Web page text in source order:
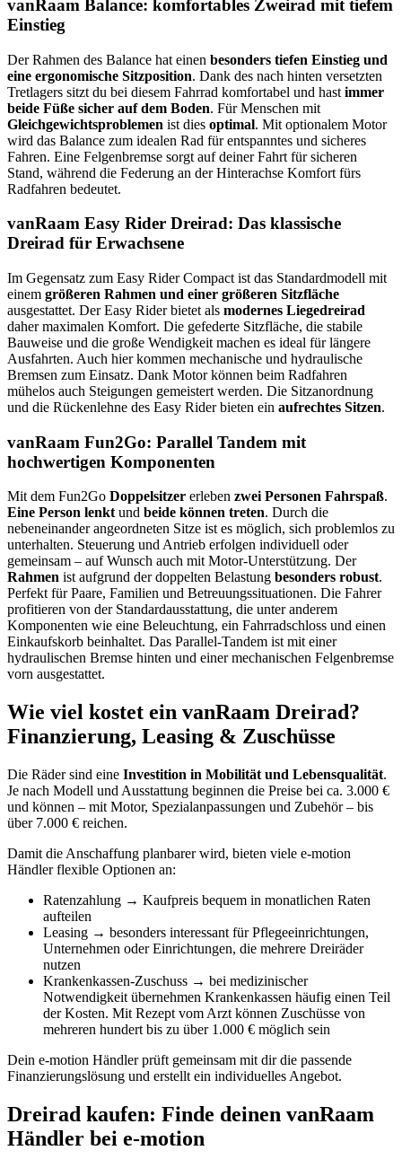
vanRaam Balance: komfortables Zweirad mit tiefem
Einstieg
Der Rahmen des Balance hat einen besonders tiefen Einstieg und
eine ergonomische Sitzposition. Dank des nach hinten versetzten
Tretlagers sitzt du bei diesem Fahrrad komfortabel und hast immer
beide Füße sicher auf dem Boden. Für Menschen mit
Gleichgewichtsproblemen ist dies optimal. Mit optionalem Motor
wird das Balance zum idealen Rad für entspanntes und sicheres
Fahren. Eine Felgenbremse sorgt auf deiner Fahrt für sicheren
Stand, während die Federung an der Hinterachse Komfort fürs
Radfahren bedeutet.
vanRaam Easy Rider Dreirad: Das klassische
Dreirad für Erwachsene
Im Gegensatz zum Easy Rider Compact ist das Standardmodell mit
einem größeren Rahmen und einer größeren Sitzfläche
ausgestattet. Der Easy Rider bietet als modernes Liegedreirad
daher maximalen Komfort. Die gefederte Sitzfläche, die stabile
Bauweise und die große Wendigkeit machen es ideal für längere
Ausfahrten. Auch hier kommen mechanische und hydraulische
Bremsen zum Einsatz. Dank Motor können beim Radfahren
mühelos auch Steigungen gemeistert werden. Die Sitzanordnung
und die Rückenlehne des Easy Rider bieten ein aufrechtes Sitzen.
vanRaam Fun2Go: Parallel Tandem mit
hochwertigen Komponenten
Mit dem Fun2Go Doppelsitzer erleben zwei Personen Fahrspaß.
Eine Person lenktund beide können treten. Durch die
nebeneinander angeordneten Sitze ist es möglich, sich problemlos zu
unterhalten. Steuerung und Antrieb erfolgen individuell oder
gemeinsam – auf Wunsch auch mit Motor-Unterstützung. Der
Rahmen ist aufgrund der doppelten Belastung besonders robust.
Perfekt für Paare, Familien und Betreuungssituationen. Die Fahrer
profitieren von der Standardausstattung, die unter anderem
Komponenten wie eine Beleuchtung, ein Fahrradschloss und einen
Einkaufskorb beinhaltet. Das Parallel-Tandem ist mit einer
hydraulischen Bremse hinten und einer mechanischen Felgenbremse
vorn ausgestattet.
Wie viel kostet ein vanRaam Dreirad?
Finanzierung, Leasing & Zuschüsse
Die Räder sind eine Investition in Mobilität und Lebensqualität.
Je nach Modell und Ausstattung beginnen die Preise bei ca. 3.000 €
und können – mit Motor, Spezialanpassungen und Zubehör – bis
über 7.000 € reichen.
Damit die Anschaffung planbarer wird, bieten viele e-motion
Händler flexible Optionen an:
Ratenzahlung → Kaufpreis bequem in monatlichen Raten
aufteilen
Leasing → besonders interessant für Pflegeeinrichtungen,
Unternehmen oder Einrichtungen, die mehrere Dreiräder
nutzen
Krankenkassen-Zuschuss → bei medizinischer
Notwendigkeit übernehmen Krankenkassen häufig einen Teil
der Kosten. Mit Rezept vom Arzt können Zuschüsse von
mehreren hundert bis zu über 1.000 € möglich sein
Dein e-motion Händler prüft gemeinsam mit dir die passende
Finanzierungslösung und erstellt ein individuelles Angebot.
Dreirad kaufen: Finde deinen vanRaam
Händler bei e-motion